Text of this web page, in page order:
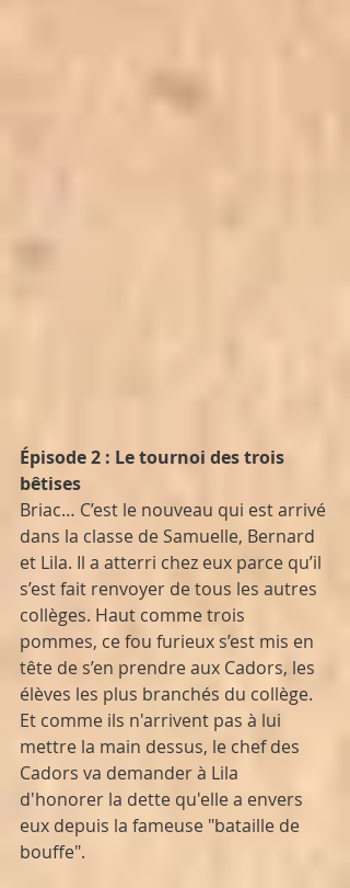
Épisode 2 : Le tournoi des trois
bêtises
Briac… C’est le nouveau qui est arrivé
dans la classe de Samuelle, Bernard
et Lila. Il a atterri chez eux parce qu’il
s’est fait renvoyer de tous les autres
collèges. Haut comme trois
pommes, ce fou furieux s’est mis en
tête de s’en prendre aux Cadors, les
élèves les plus branchés du collège.
Et comme ils n'arrivent pas à lui
mettre la main dessus, le chef des
Cadors va demander à Lila
d'honorer la dette qu'elle a envers
eux depuis la fameuse "bataille de
bouffe".